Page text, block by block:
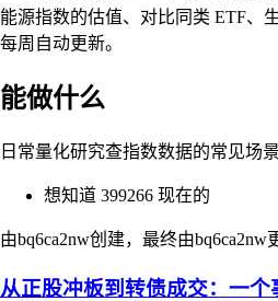
能源指数的估值、对比同类 ETF、
每周自动更新。
能做什么
日常量化研究查指数数据的常见场景
想知道 399266 现在的
由bq6ca2nw创建，最终由bq6ca2nw
从正股冲板到转债成交：一